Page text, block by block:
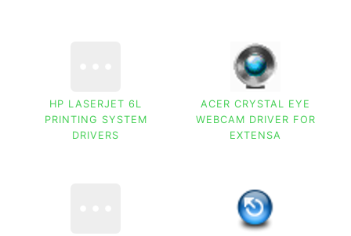
HP LASERJET 6L
PRINTING SYSTEM
DRIVERS
ACER CRYSTAL EYE
WEBCAM DRIVER FOR
EXTENSA